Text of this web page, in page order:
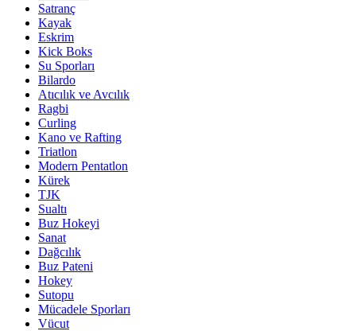
Satranç
Kayak
Eskrim
Kick Boks
Su Sporları
Bilardo
Atıcılık ve Avcılık
Ragbi
Curling
Kano ve Rafting
Triatlon
Modern Pentatlon
Kürek
TJK
Sualtı
Buz Hokeyi
Sanat
Dağcılık
Buz Pateni
Hokey
Sutopu
Mücadele Sporları
Vücut